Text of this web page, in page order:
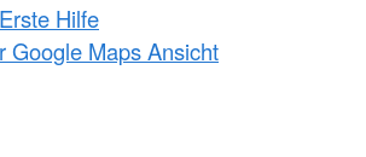
Hilfe
Google Maps Ansicht